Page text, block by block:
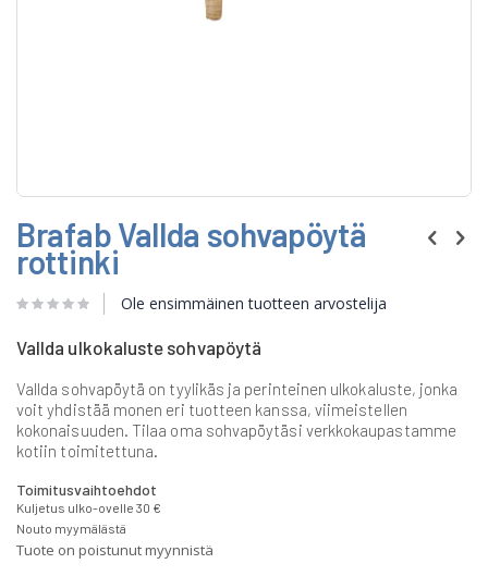
to
the
beginning
the
gallery
Brafab Vallda sohvapöytä
rottinki
Ole ensimmäinen tuotteen arvostelija
Vallda ulkokaluste sohvapöytä
Vallda sohvapöytä on tyylikäs ja perinteinen ulkokaluste, jonka
voit yhdistää monen eri tuotteen kanssa, viimeistellen
kokonaisuuden. Tilaa oma sohvapöytäsi verkkokaupastamme
kotiin toimitettuna.
Toimitusvaihtoehdot
Kuljetus ulko-ovelle 30 €
Nouto myymälästä
Tuote on poistunut myynnistä